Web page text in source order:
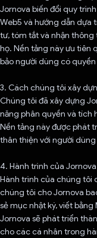
Jornova biến đổi quy
Web5 và hướng dẫn dựa
tư, tóm tắt và nhận
họ. Nền tảng này ưu tiên
bảo người dùng có
3. Cách chúng tôi xây
Chúng tôi đã xây dựng
năng phân quyền và tích
Nền tảng này được phát
thân thiện với người
4. Hành trình của
Hành trình của chúng tôi
chúng tôi cho Jornova
sẻ mục nhật ký, viết
Jornova sẽ phát triển
cho các cá nhân trong